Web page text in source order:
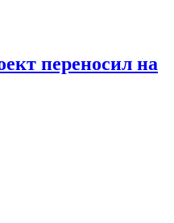
переносил на